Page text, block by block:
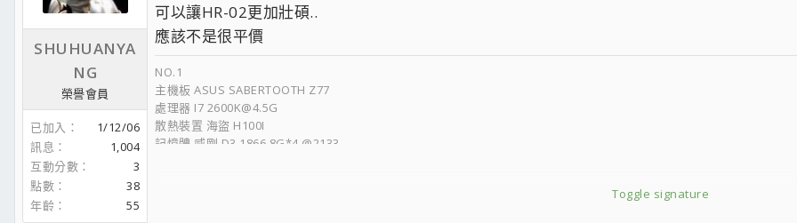
SHUHUANYA
NG
榮譽會員
已加入
1/12/06
訊息
1,004
互動分數
3
點數
38
年齡
55
可以讓HR-02更加壯碩..
應該不是很平價
Toggle signature
NO.1
主機板 ASUS SABERTOOTH Z77
處理器 I7 2600K@4.5G
散熱裝置 海盜 H100I
記憶體 威剛 D3 1866 8G*4 @2133